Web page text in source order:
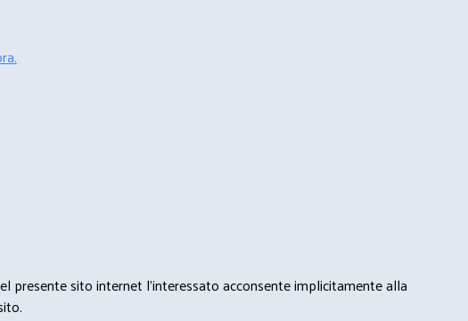
sito internet l’interessato acconsente implicitamente alla